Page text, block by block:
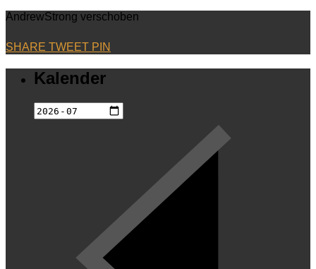
AndrewStrong verschoben
SHARE TWEET PIN
Kalender